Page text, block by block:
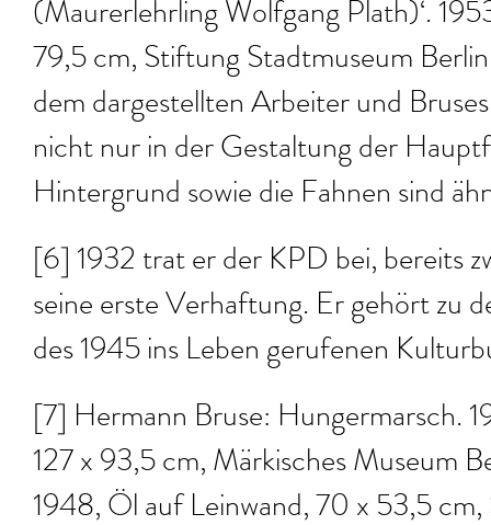
(Maurerlehrling Wolfgang Plath)‘.
79,5 cm, Stiftung Stadtmuseum
dem dargestellten Arbeiter und
nicht nur in der Gestaltung der
Hintergrund sowie die Fahnen sind
[6] 1932 trat er der KPD bei, bereits
seine erste Verhaftung. Er gehört zu
des 1945 ins Leben gerufenen
[7] Hermann Bruse: Hungermarsch.
127 x 93,5 cm, Märkisches Museum
1948, Öl auf Leinwand, 70 x 53,5 cm,